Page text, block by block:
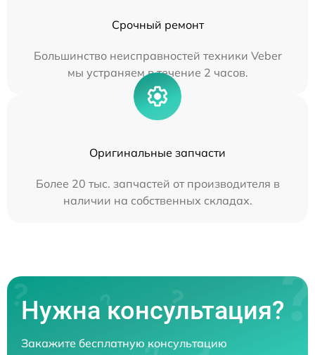
Срочный ремонт
Большинство неисправностей техники Veber
мы устраняем в течение 2 часов.
Оригинальные запчасти
Более 20 тыс. запчастей от производителя в
наличии на собственных складах.
Нужна консультация?
Закажите бесплатную консультацию